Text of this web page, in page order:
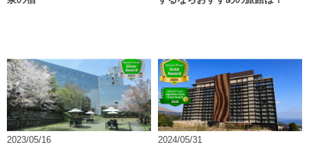
2023/05/16
2024/05/31